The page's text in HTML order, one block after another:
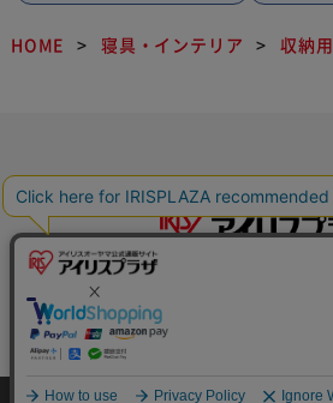
HOME 寝具・インテリア 収納
特定商取引法に基づく通信